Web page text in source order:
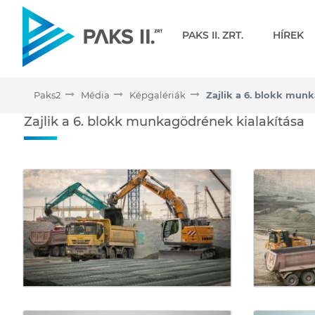
PAKS II. ZRT. HÍREK
Paks2 Média Képgalériák
Zajlik a 6. blokk
Zajlik a 6. blokk munkagödrének kialakítása
Médiatár